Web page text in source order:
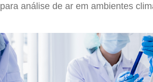
para análise de ar em ambientes